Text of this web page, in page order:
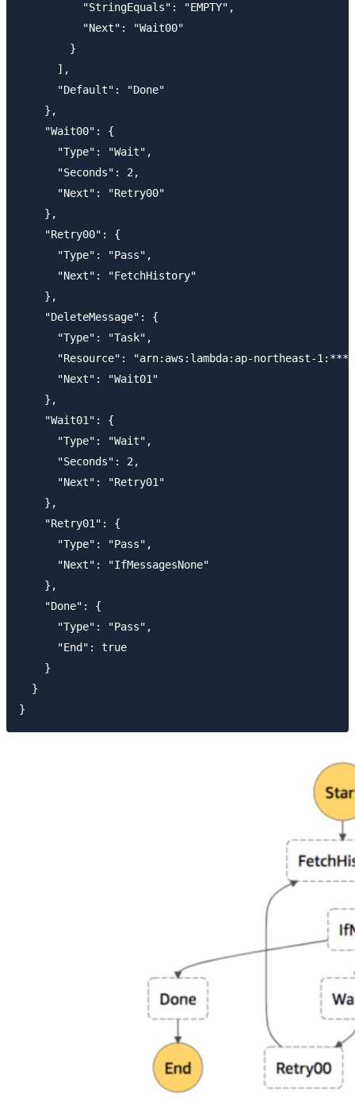
          "StringEquals": "EMPTY",
          "Next": "Wait00"
        }
      ],
      "Default": "Done"
    },
    "Wait00": {
      "Type": "Wait",
      "Seconds": 2,
      "Next": "Retry00"
    },
    "Retry00": {
      "Type": "Pass",
      "Next": "FetchHistory"
    },
    "DeleteMessage": {
      "Type": "Task",
"Resource": "arn:aws:lambda:ap-northeast-
      "Next": "Wait01"
    },
    "Wait01": {
      "Type": "Wait",
      "Seconds": 2,
      "Next": "Retry01"
    },
    "Retry01": {
      "Type": "Pass",
      "Next": "IfMessagesNone"
    },
    "Done": {
      "Type": "Pass",
      "End": true
    }
  }